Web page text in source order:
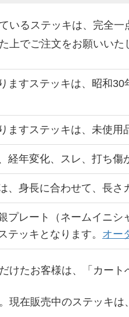
いるステッキは、完全
上でご注文をお願いいた
ますステッキは、昭和
ますステッキは、未使
経年変化、スレ、打ち傷
、身長に合わせて、長
プレート（ネームイニ
テッキとなります。 オー
けたお客様は、「カー
現在販売中のステッキは、